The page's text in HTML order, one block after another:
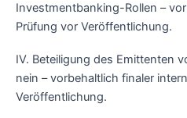
Investmentbanking-Rollen –
Prüfung vor Veröffentlichung.
IV. Beteiligung des Emittenten
nein – vorbehaltlich finaler
Veröffentlichung.